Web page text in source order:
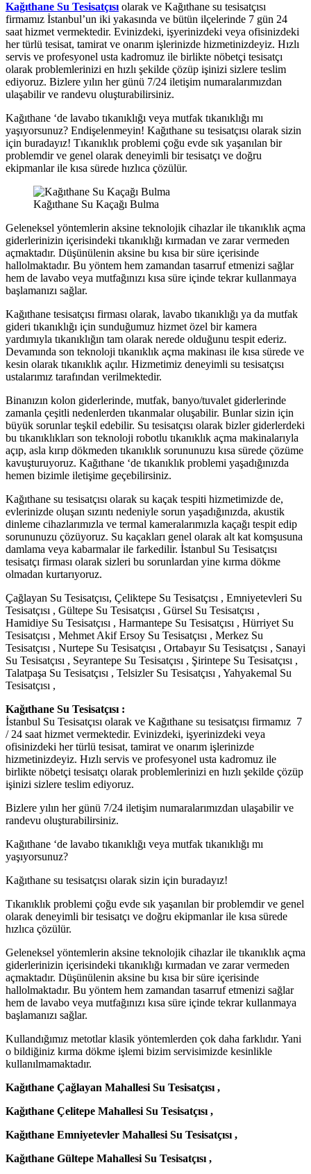
Kağıthane Su Tesisatçısıolarak ve Kağıthane su tesisatçısı
firmamız İstanbul’un iki yakasında ve bütün ilçelerinde 7 gün 24
saat hizmet vermektedir. Evinizdeki, işyerinizdeki veya ofisinizdeki
her türlü tesisat, tamirat ve onarım işlerinizde hizmetinizdeyiz. Hızlı
servis ve profesyonel usta kadromuz ile birlikte nöbetçi tesisatçı
olarak problemlerinizi en hızlı şekilde çözüp işinizi sizlere teslim
ediyoruz. Bizlere yılın her günü 7/24 iletişim numaralarımızdan
ulaşabilir ve randevu oluşturabilirsiniz.
Kağıthane ‘de lavabo tıkanıklığı veya mutfak tıkanıklığı mı
yaşıyorsunuz? Endişelenmeyin! Kağıthane su tesisatçısı olarak sizin
için buradayız! Tıkanıklık problemi çoğu evde sık yaşanılan bir
problemdir ve genel olarak deneyimli bir tesisatçı ve doğru
ekipmanlar ile kısa sürede hızlıca çözülür.
Kağıthane Su Kaçağı Bulma
Geleneksel yöntemlerin aksine teknolojik cihazlar ile tıkanıklık açma
giderlerinizin içerisindeki tıkanıklığı kırmadan ve zarar vermeden
açmaktadır. Düşünülenin aksine bu kısa bir süre içerisinde
hallolmaktadır. Bu yöntem hem zamandan tasarruf etmenizi sağlar
hem de lavabo veya mutfağınızı kısa süre içinde tekrar kullanmaya
başlamanızı sağlar.
Kağıthane tesisatçısı firması olarak, lavabo tıkanıklığı ya da mutfak
gideri tıkanıklığı için sunduğumuz hizmet özel bir kamera
yardımıyla tıkanıklığın tam olarak nerede olduğunu tespit ederiz.
Devamında son teknoloji tıkanıklık açma makinası ile kısa sürede ve
kesin olarak tıkanıklık açılır. Hizmetimiz deneyimli su tesisatçısı
ustalarımız tarafından verilmektedir.
Binanızın kolon giderlerinde, mutfak, banyo/tuvalet giderlerinde
zamanla çeşitli nedenlerden tıkanmalar oluşabilir. Bunlar sizin için
büyük sorunlar teşkil edebilir. Su tesisatçısı olarak bizler giderlerdeki
bu tıkanıklıkları son teknoloji robotlu tıkanıklık açma makinalarıyla
açıp, asla kırıp dökmeden tıkanıklık sorununuzu kısa sürede çözüme
kavuşturuyoruz. Kağıthane ‘de tıkanıklık problemi yaşadığınızda
hemen bizimle iletişime geçebilirsiniz.
Kağıthane su tesisatçısı olarak su kaçak tespiti hizmetimizde de,
evlerinizde oluşan sızıntı nedeniyle sorun yaşadığınızda, akustik
dinleme cihazlarımızla ve termal kameralarımızla kaçağı tespit edip
sorununuzu çözüyoruz. Su kaçakları genel olarak alt kat komşusuna
damlama veya kabarmalar ile farkedilir. İstanbul Su Tesisatçısı
tesisatçı firması olarak sizleri bu sorunlardan yine kırma dökme
olmadan kurtarıyoruz.
Çağlayan Su Tesisatçısı, Çeliktepe Su Tesisatçısı , Emniyetevleri Su
Tesisatçısı , Gültepe Su Tesisatçısı , Gürsel Su Tesisatçısı ,
Hamidiye Su Tesisatçısı , Harmantepe Su Tesisatçısı , Hürriyet Su
Tesisatçısı , Mehmet Akif Ersoy Su Tesisatçısı , Merkez Su
Tesisatçısı , Nurtepe Su Tesisatçısı , Ortabayır Su Tesisatçısı , Sanayi
Su Tesisatçısı , Seyrantepe Su Tesisatçısı , Şirintepe Su Tesisatçısı ,
Talatpaşa Su Tesisatçısı , Telsizler Su Tesisatçısı , Yahyakemal Su
Tesisatçısı ,
Kağıthane Su Tesisatçısı :
İstanbul Su Tesisatçısı olarak ve Kağıthane su tesisatçısı firmamız 7
/ 24 saat hizmet vermektedir. Evinizdeki, işyerinizdeki veya
ofisinizdeki her türlü tesisat, tamirat ve onarım işlerinizde
hizmetinizdeyiz. Hızlı servis ve profesyonel usta kadromuz ile
birlikte nöbetçi tesisatçı olarak problemlerinizi en hızlı şekilde çözüp
işinizi sizlere teslim ediyoruz.
Bizlere yılın her günü 7/24 iletişim numaralarımızdan ulaşabilir ve
randevu oluşturabilirsiniz.
Kağıthane ‘de lavabo tıkanıklığı veya mutfak tıkanıklığı mı
yaşıyorsunuz?
Kağıthane su tesisatçısı olarak sizin için buradayız!
Tıkanıklık problemi çoğu evde sık yaşanılan bir problemdir ve genel
olarak deneyimli bir tesisatçı ve doğru ekipmanlar ile kısa sürede
hızlıca çözülür.
Geleneksel yöntemlerin aksine teknolojik cihazlar ile tıkanıklık açma
giderlerinizin içerisindeki tıkanıklığı kırmadan ve zarar vermeden
açmaktadır. Düşünülenin aksine bu kısa bir süre içerisinde
hallolmaktadır. Bu yöntem hem zamandan tasarruf etmenizi sağlar
hem de lavabo veya mutfağınızı kısa süre içinde tekrar kullanmaya
başlamanızı sağlar.
Kullandığımız metotlar klasik yöntemlerden çok daha farklıdır. Yani
o bildiğiniz kırma dökme işlemi bizim servisimizde kesinlikle
kullanılmamaktadır.
Kağıthane Çağlayan Mahallesi Su Tesisatçısı ,
Kağıthane Çelitepe Mahallesi Su Tesisatçısı ,
Kağıthane Emniyetevler Mahallesi Su Tesisatçısı ,
Kağıthane Gültepe Mahallesi Su Tesisatçısı ,